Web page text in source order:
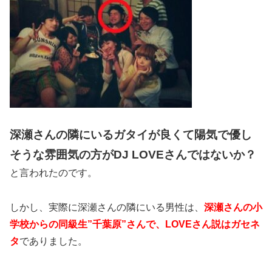
深瀬さんの隣にいるガタイが良くて陽気で優し
そうな雰囲気の方がDJ LOVEさんではないか？
と言われたのです。
しかし、実際に深瀬さんの隣にいる男性は、 深瀬さんの小
学校からの同級生”千葉原”さんで、LOVEさん説はガセネ
タでありました。